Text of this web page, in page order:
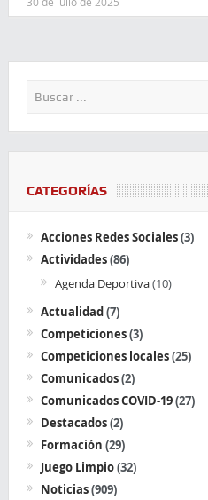
CATEGORÍAS
Acciones Redes Sociales(3)
Actividades(86)
Agenda Deportiva(10)
Actualidad (7)
Competiciones(3)
Competiciones locales(25)
Comunicados(2)
Comunicados COVID-19(27)
Destacados(2)
Formación (29)
Juego Limpio(32)
Noticias(909)